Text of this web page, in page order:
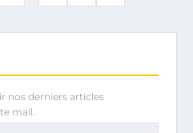
nos derniers articles
mail.